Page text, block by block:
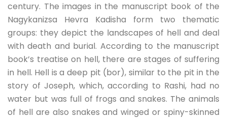
century. The images in the manuscript book of the
Nagykanizsa Hevra Kadisha form two thematic
groups: they depict the landscapes of hell and deal
with death and burial. According to the manuscript
book’s treatise on hell, there are stages of suffering
in hell. Hell is a deep pit (bor), similar to the pit in the
story of Joseph, which, according to Rashi, had no
water but was full of frogs and snakes. The animals
of hell are also snakes and winged or spiny-skinned